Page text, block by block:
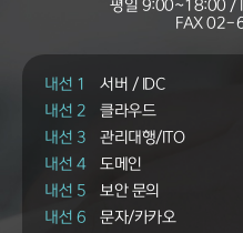
평일 9:00~18:00 /
FAX02-
내선 1 서버 / IDC
내선 2
클라우드
내선 3
관리대행/ITO
내선 4
도메인
내선 5
보안 문의
내선 6
문자/카카오